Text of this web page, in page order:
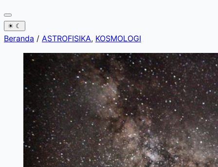
☀ ☾
Beranda / ASTROFISIKA, KOSMOLOGI